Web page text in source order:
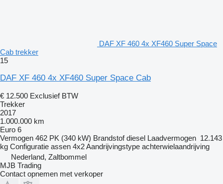
DAF XF 460 4x XF460 Super Space
Cab trekker
15
DAF XF 460 4x XF460 Super Space Cab
€ 12.500 Exclusief BTW
Trekker
2017
1.000.000 km
Euro 6
Vermogen 462 PK (340 kW) Brandstof diesel Laadvermogen 12.143
kg Configuratie assen 4x2Aandrijvingstype achterwielaandrijving
Nederland, Zaltbommel
MJB Trading
Contact opnemen met verkoper